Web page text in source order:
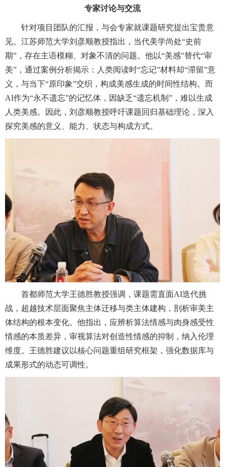
专家讨论与交流
针对项目团队的汇报，与会专家就课题研究提出宝贵意
见。江苏师范大学刘彦顺教授指出，当代美学尚处“史前
期”，存在主语模糊、对象不清的问题。他以“美感”替代“审
美”，通过案例分析揭示：人类阅读时“忘记”材料却“滞留”意
义，与当下“原印象”交织，构成美感生成的时间性结构。而
AI作为“永不遗忘”的记忆体，因缺乏“遗忘机制”，难以生成
人类美感。因此，刘彦顺教授呼吁课题回归基础理论，深入
探究美感的意义、能力、状态与构成方式。
首都师范大学王德胜教授强调，课题需直面AI迭代挑
战，超越技术层面聚焦主体迁移与类主体建构，剖析审美主
体结构的根本变化。他指出，应辨析算法情感与肉身感受性
情感的本质差异，审视算法对创造性情感的抑制，纳入伦理
维度。王德胜建议以核心问题重组研究框架，强化数据库与
成果形式的动态可调性。